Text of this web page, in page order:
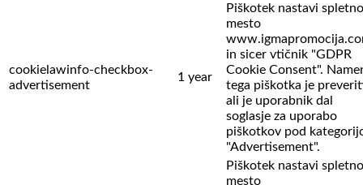
cookielawinfo-checkbox-
advertisement
1 year
Piškotek nastavi spletno
mesto
in sicer vtičnik "GDPR
Cookie Consent".
tega piškotka je
ali je uporabnik dal
soglasje za uporabo
piškotkov pod
"Advertisement".
Piškotek nastavi spletno
mesto